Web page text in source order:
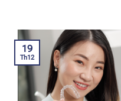
19
Th12